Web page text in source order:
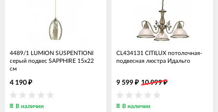
4489/1 LUMION SUSPENTIONI
серый подвес SAPPHIRE 15х22
см
4 190 ₽
В наличии
CL434131 CITILUX потолочная-
подвесная люстра Идальго
9 599 ₽ 10 999₽
В наличии